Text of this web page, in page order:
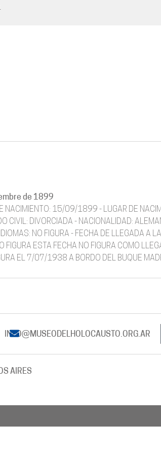
de 1899
NACIMIENTO: 15/09/1899 - LUGAR DE
CIVIL: DIVORCIADA - NACIONALIDAD:
NO FIGURA - FECHA DE LLEGADA A
ESTA FECHA NO FIGURA COMO
EL 7/07/1938 A BORDO DEL BUQUE
INFO@MUSEODELHOLOCAUSTO.ORG.AR
AIRES